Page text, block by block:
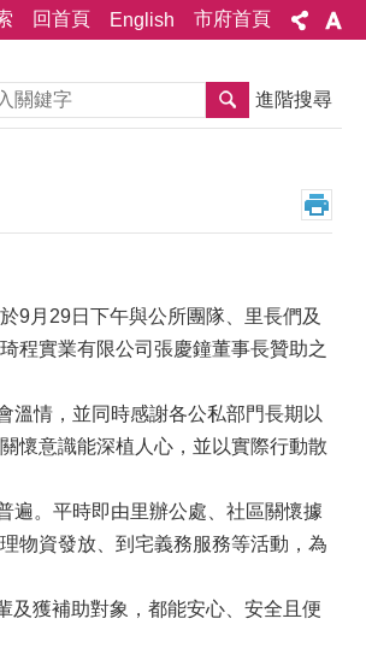
回首頁 English 市府首頁
搜尋 進階搜尋
9月29日下午與公所團隊、里長們及
程實業有限公司張慶鐘董事長贊助之
溫情，並同時感謝各公私部門長期以
懷意識能深植人心，並以實際行動散
遍。平時即由里辦公處、社區關懷據
物資發放、到宅義務服務等活動，為
獲補助對象，都能安心、安全且便